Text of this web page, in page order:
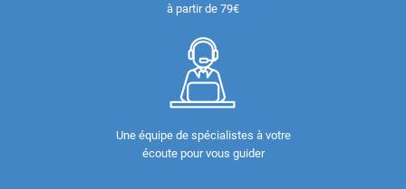
à partir de 79€
Une équipe de spécialistes à votre
écoute pour vous guider